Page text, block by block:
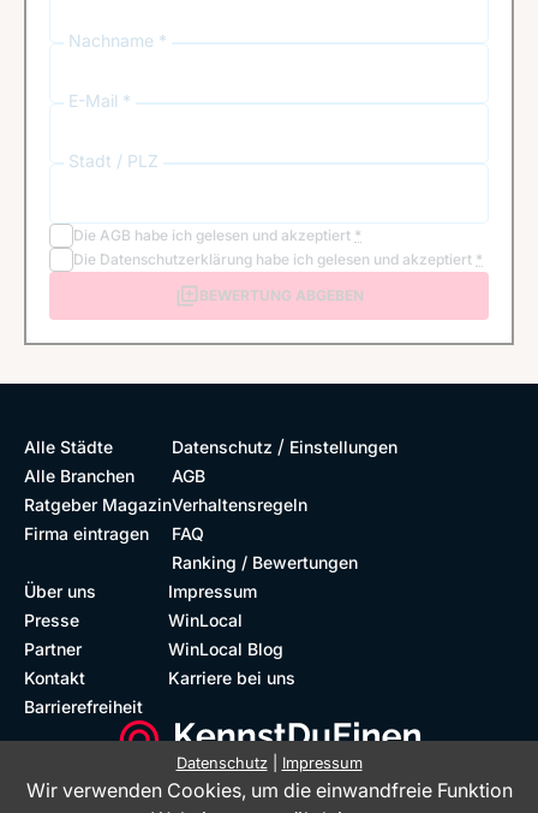
Nachname *
E-Mail *
Stadt / PLZ
Die AGB habe ich gelesen und akzeptiert *
Die Datenschutzerklärung habe ich gelesen und akzeptiert *
BEWERTUNG ABGEBEN
Alle Städte
Alle Branchen
Ratgeber Magazin
Firma eintragen
Datenschutz / Einstellungen
AGB
Verhaltensregeln
FAQ
Ranking / Bewertungen
Über uns
Presse
Partner
Kontakt
Barrierefreiheit
Impressum
WinLocal
WinLocal Blog
Karriere bei uns
Barrierefreie Website
Datenschutz| Impressum
Wir verwenden Cookies, um die einwandfreie Funktion